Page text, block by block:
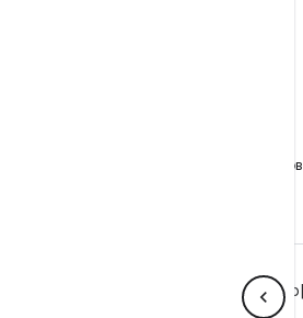
Драйверы в виде исполняемых файлов
Сообщество